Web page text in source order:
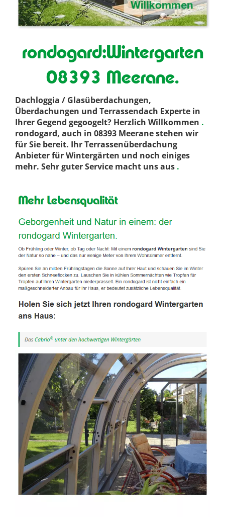
rondogard:Wintergarten
08393 Meerane.
Dachloggia / Glasüberdachungen,
Überdachungen und Terrassendach Experte in
Ihrer Gegend gegoogelt? Herzlich Willkommen .
rondogard, auch in 08393 Meerane stehen wir
für Sie bereit. Ihr Terrassenüberdachung
Anbieter für Wintergärten und noch einiges
mehr. Sehr guter Service macht uns aus .